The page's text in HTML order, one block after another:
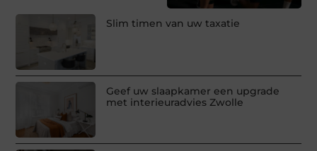
Slim timen van uw taxatie
Geef uw slaapkamer een upgrade
met interieuradvies Zwolle